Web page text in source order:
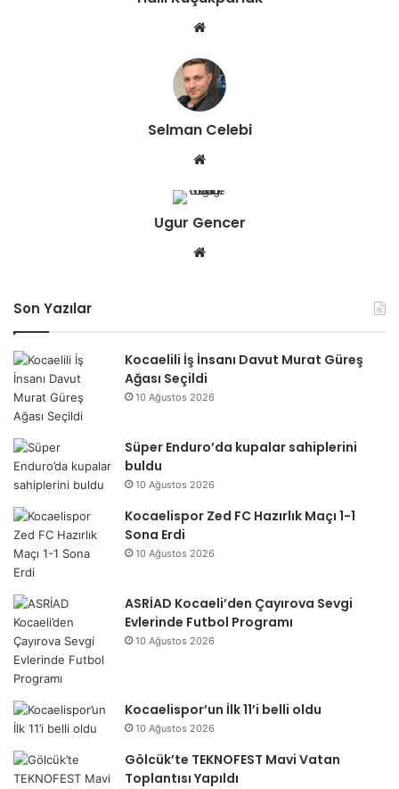
sit
esi
Selman Celebi
sit
esi
Ugur Gencer
Son Yazılar
Kocaelili İş İnsanı Davut Murat Güreş
Ağası Seçildi
10 Ağustos 2026
Süper Enduro’da kupalar sahiplerini
buldu
10 Ağustos 2026
Kocaelispor Zed FC Hazırlık Maçı 1-1
Sona Erdi
10 Ağustos 2026
ASRİAD Kocaeli’den Çayırova Sevgi
Evlerinde Futbol Programı
10 Ağustos 2026
Kocaelispor’un İlk 11’i belli oldu
10 Ağustos 2026
Gölcük’te TEKNOFEST Mavi Vatan
Toplantısı Yapıldı